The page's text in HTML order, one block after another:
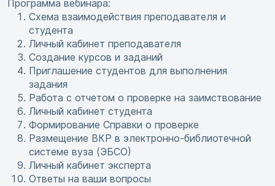
Программа вебинара:
Схема взаимодействия преподавателя и
студента
Личный кабинет преподавателя
Создание курсов и заданий
Приглашение студентов для выполнения
задания
Работа с отчетом о проверке на заимствование
Личный кабинет студента
Формирование Справки о проверке
Размещение ВКР в электронно-библиотечной
системе вуза (ЭБСО)
Личный кабинет эксперта
Ответы на ваши вопросы